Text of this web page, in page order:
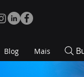
Blog Mais